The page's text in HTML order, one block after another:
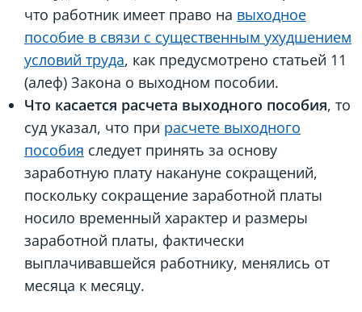
что работник имеет право на выходное
пособие в связи с существенным ухудшением
условий труда, как предусмотрено статьей 11
(алеф) Закона о выходном пособии.
Что касается расчета выходного пособия, то
суд указал, что при расчете выходного
пособия следует принять за основу
заработную плату накануне сокращений,
поскольку сокращение заработной платы
носило временный характер и размеры
заработной платы, фактически
выплачивавшейся работнику, менялись от
месяца к месяцу.